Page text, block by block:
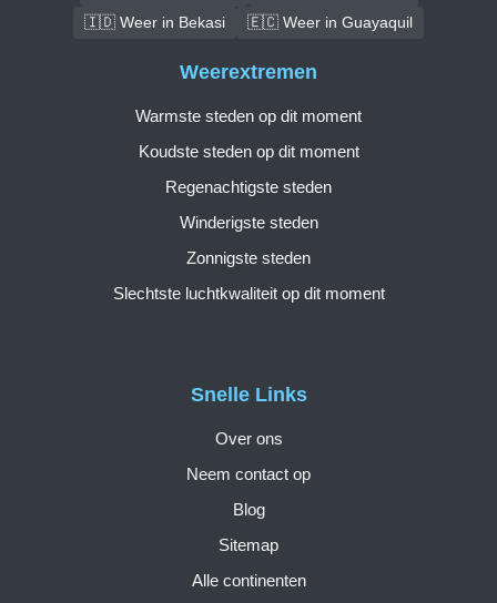
🇮🇩 Weer in Bekasi
🇪🇨 Weer in Guayaquil
Snelle Links
Over ons
Neem contact op
Blog
Sitemap
Alle continenten
Weerextremen
Warmste steden op dit moment
Koudste steden op dit moment
Regenachtigste steden
Winderigste steden
Zonnigste steden
Slechtste luchtkwaliteit op dit moment